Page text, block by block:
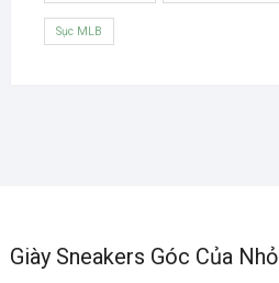
Sục MLB
Giày Sneakers Góc Của Nhỏ